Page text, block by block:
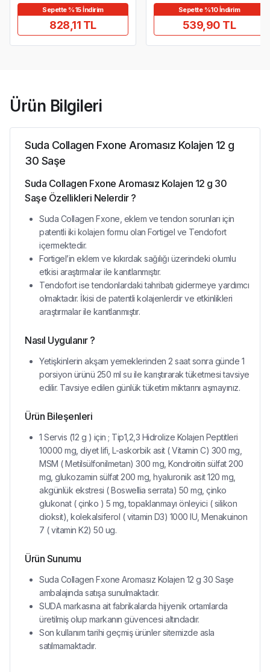
Sepette %15 İndirim
828,11 TL
Sepette %10 İndirim
539,90 TL
Ürün Bilgileri
Suda Collagen Fxone Aromasız Kolajen 12 g
30 Saşe
Suda Collagen Fxone Aromasız Kolajen 12 g 30
Saşe Özellikleri Nelerdir ?
Suda Collagen Fxone, eklem ve tendon sorunları için
patentli iki kolajen formu olan Fortigel ve Tendofort
içermektedir.
Fortigel’in eklem ve kıkırdak sağılığı üzerindeki olumlu
etkisi araştırmalar ile kanıtlanmıştır.
Tendofort ise tendonlardaki tahribatı gidermeye yardımcı
olmaktadır. İkisi de patentli kolajenlerdir ve etkinlikleri
araştırmalar ile kanıtlanmıştır.
Nasıl Uygulanır ?
Yetişkinlerin akşam yemeklerinden 2 saat sonra günde 1
porsiyon ürünü 250 ml su ile karıştırarak tüketmesi tavsiye
edilir. Tavsiye edilen günlük tüketim miktarını aşmayınız.
Ürün Bileşenleri
1 Servis (12 g ) için ; Tip1,2,3 Hidrolize Kolajen Peptitleri
10000 mg, diyet lifi, L-askorbik asit ( Vitamin C) 300 mg,
MSM ( Metilsülfonilmetan) 300 mg, Kondroitin sülfat 200
mg, glukozamin sülfat 200 mg, hyaluronik asit 120 mg,
akgünlük ekstresi ( Boswellia serrata) 50 mg, çinko
glukonat ( çinko ) 5 mg, topaklanmayı önleyici ( silikon
dioksit), kolekalsiferol ( vitamin D3) 1000 IU, Menakuinon
7 ( vitamin K2) 50 ug.
Ürün Sunumu
Suda Collagen Fxone Aromasız Kolajen 12 g 30 Saşe
ambalajında satışa sunulmaktadır.
SUDA markasına ait fabrikalarda hijyenik ortamlarda
üretilmiş olup markanın güvencesi altındadır.
Son kullanım tarihi geçmiş ürünler sitemizde asla
satılmamaktadır.